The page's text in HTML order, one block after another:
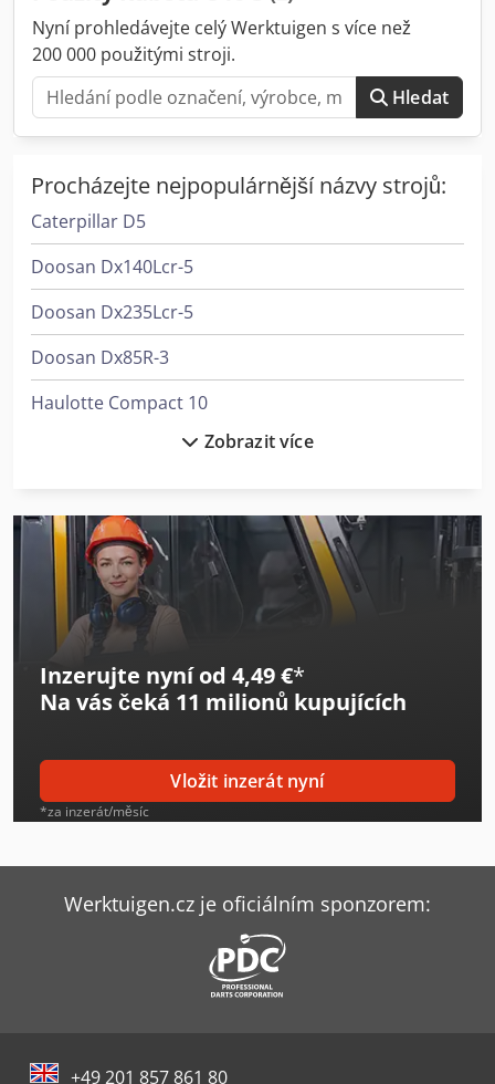
Nyní prohledávejte celý Werktuigen s více než
200 000 použitými stroji.
Hledat
Procházejte nejpopulárnější názvy strojů:
Caterpillar D5
Doosan Dx140Lcr-5
Doosan Dx235Lcr-5
Doosan Dx85R-3
Haulotte Compact 10
Hitachi Zx26U-6
Hitachi Zx300Lc-6
Hitachi Zx33U-6
Hitachi Zx350Lc-6
Hitachi Zx38U-6
Komatsu Hb365Lc-3
Kubota K008-3
Kubota Kx042-4
Zobrazit více
Inzerujte nyní od 4,49 €*
Na vás čeká 11 milionů kupujících
Vložit inzerát nyní
*za inzerát/měsíc
Werktuigen.cz je oficiálním sponzorem:
+49 201 857 861 80